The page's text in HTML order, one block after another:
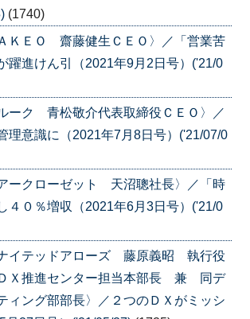
(1740)
ＫＥＯ 齋藤健生ＣＥＯ〉／「営業苦
躍進けん引（2021年9月2日号）('21/0
ーク 青松敬介代表取締役ＣＥＯ〉／
理意識に（2021年7月8日号）('21/07/0
ークローゼット 天沼聰社長〉／「時
４０％増収（2021年6月3日号）('21/0
イテッドアローズ 藤原義昭 執行役
推進センター担当本部長 兼 同デ
ィング部部長〉／２つのＤＸがミッシ